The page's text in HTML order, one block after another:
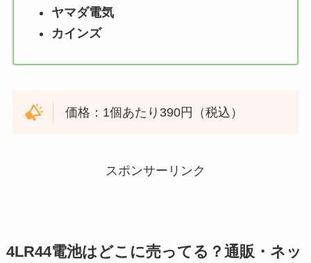
ヤマダ電気
カインズ
価格：1個あたり390円（税込）
スポンサーリンク
4LR44電池はどこに売ってる？通販・ネッ